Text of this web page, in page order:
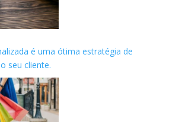
é uma ótima estratégia de
seu cliente.